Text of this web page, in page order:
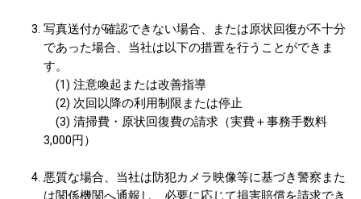
写真送付が確認できない場合、または原状回復が不十分
であった場合、当社は以下の措置を行うことができま
す。
(1) 注意喚起または改善指導
(2) 次回以降の利用制限または停止
(3) 清掃費・原状回復費の請求（実費＋事務手数料
3,000円）
悪質な場合、当社は防犯カメラ映像等に基づき警察また
は関係機関へ通報し、必要に応じて損害賠償を請求でき